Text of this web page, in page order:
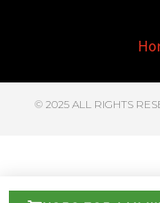
© 2025 ALL RIGHTS